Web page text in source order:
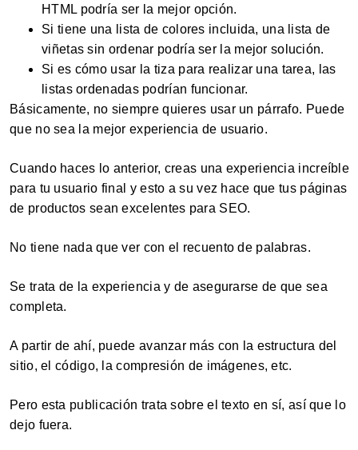
HTML podría ser la mejor opción.
Si tiene una lista de colores incluida, una lista de
viñetas sin ordenar podría ser la mejor solución.
Si es cómo usar la tiza para realizar una tarea, las
listas ordenadas podrían funcionar.
Básicamente, no siempre quieres usar un párrafo. Puede
que no sea la mejor experiencia de usuario.
Cuando haces lo anterior, creas una experiencia increíble
para tu usuario final y esto a su vez hace que tus páginas
de productos sean excelentes para SEO.
No tiene nada que ver con el recuento de palabras.
Se trata de la experiencia y de asegurarse de que sea
completa.
A partir de ahí, puede avanzar más con la estructura del
sitio, el código, la compresión de imágenes, etc.
Pero esta publicación trata sobre el texto en sí, así que lo
dejo fuera.